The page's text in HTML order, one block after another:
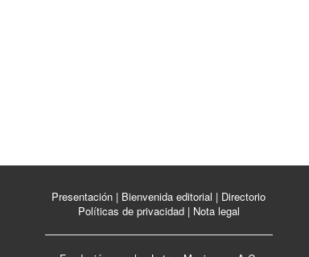
Presentación | Bienvenida editorial | Directorio
Políticas de privacidad| Nota legal